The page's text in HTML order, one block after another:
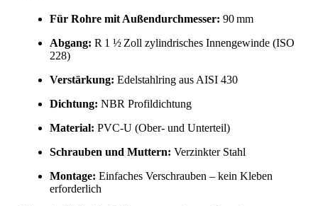
Für Rohre mit Außendurchmesser: 90 mm
Abgang: R 1 ½ Zoll zylindrisches Innengewinde (ISO
228)
Verstärkung: Edelstahlring aus AISI 430
Dichtung: NBR Profildichtung
Material: PVC-U (Ober- und Unterteil)
Schrauben und Muttern: Verzinkter Stahl
Montage: Einfaches Verschrauben – kein Kleben
erforderlich